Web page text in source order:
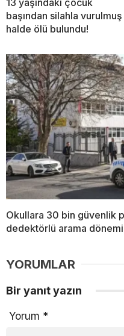
13 yaşındaki çocuk
başından silahla vurulmuş
halde ölü bulundu!
Okullara 30 bin güvenlik
dedektörlü arama
YORUMLAR
Bir yanıt yazın
Yorum *